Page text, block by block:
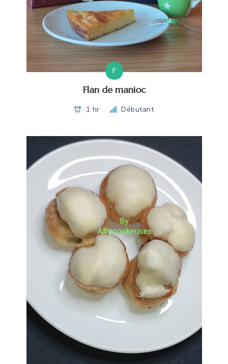
F
Flan de manioc
1 hr Débutant